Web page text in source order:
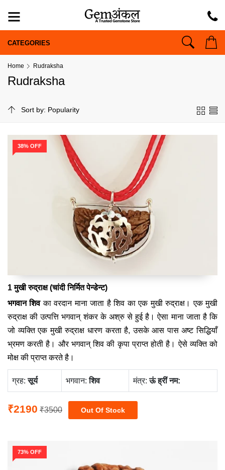
CATEGORIES
Home Rudraksha
Rudraksha
38% OFF
1 मुखी रुद्राक्ष (चांदी निर्मित पेन्डेन्ट)
भगवान शिवका वरदान माना जाता है शिव का एक मुखी रुद्राक्ष। एक मुखी
रुद्राक्ष की उत्पत्ति भगवान् शंकर के अश्रु से हुई है। ऐसा माना जाता है कि
जो व्यक्ति एक मुखी रुद्राक्ष धारण करता है, उसके आस पास अष्ट सिद्धियाँ
भ्रमण करती है। और भगवान् शिव की कृपा प्राप्त होती है। ऐसे व्यक्ति को
मोक्ष की प्राप्त करते है।
ग्रह:सूर्य भगवान:शिव मंत्र:ऊं ह्रीं नम:
₹2190 ₹3500 Out Of Stock
73% OFF